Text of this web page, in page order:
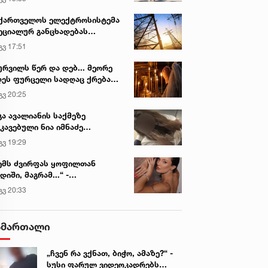
ელექტროსისტემა
განცხადებას
17:51
წერ და დებ... მეორე
ფურცელი სადღაც ქრება
სურვილი სრულდება...“ -
ტაძარი შიდა
20:25
ავალიანის საქმეზე
ნია იმნაძე
გადაჰყავთ
19:29
ძვირფას ყოფილთან
მაგრამ...“ -
პაიჭაძის
აღიარება
20:33
„ჩვენ რა ვქნათ, ბიჭო, ამაზე?“ -
სუსი ფარულ ვიდეოკადრებს